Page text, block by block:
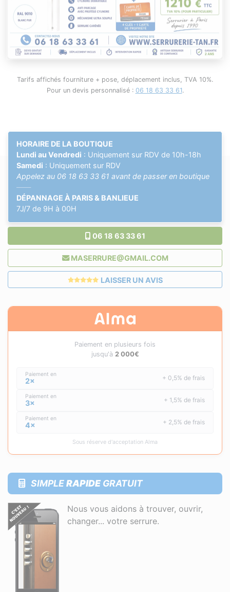
Tarifs affichés fourniture + pose, déplacement inclus, TVA 10%.
Pour un devis personnalisé : 06 18 63 33 61.
HORAIRE DE LA BOUTIQUE
Lundi au Vendredi : Uniquement sur RDV de 10h-18h
Samedi : Uniquement sur RDV
Appelez au 06 18 63 33 61 avant de passer en boutique
——
DÉPANNAGE À PARIS & BANLIEUE
7J/7 de 9H à 00H
06 18 63 33 61
MASERRURE@GMAIL.COM
LAISSER UN AVIS
Paiement en plusieurs fois
jusqu'à 2 000€
Paiement en
2× + 0,5% de frais
Paiement en
3× + 1,5% de frais
Paiement en
4× + 2,5% de frais
Sous réserve d'acceptation Alma
SIMPLERAPIDE GRATUIT
Nous vous aidons à trouver, ouvrir,
changer... votre serrure.